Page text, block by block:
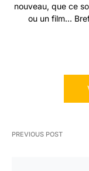
nouveau, que ce
ou un film...
PREVIOUS POST